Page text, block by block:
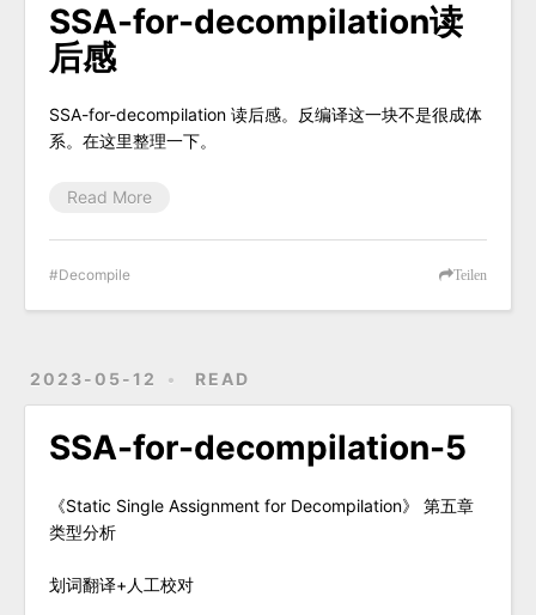
SSA-for-decompilation读
后感
SSA-for-decompilation 读后感。反编译这一块不是很成体
系。在这里整理一下。
Read More
Teilen
Decompile
2023-05-12 READ
SSA-for-decompilation-5
《Static Single Assignment for Decompilation》 第五章
类型分析
划词翻译+人工校对